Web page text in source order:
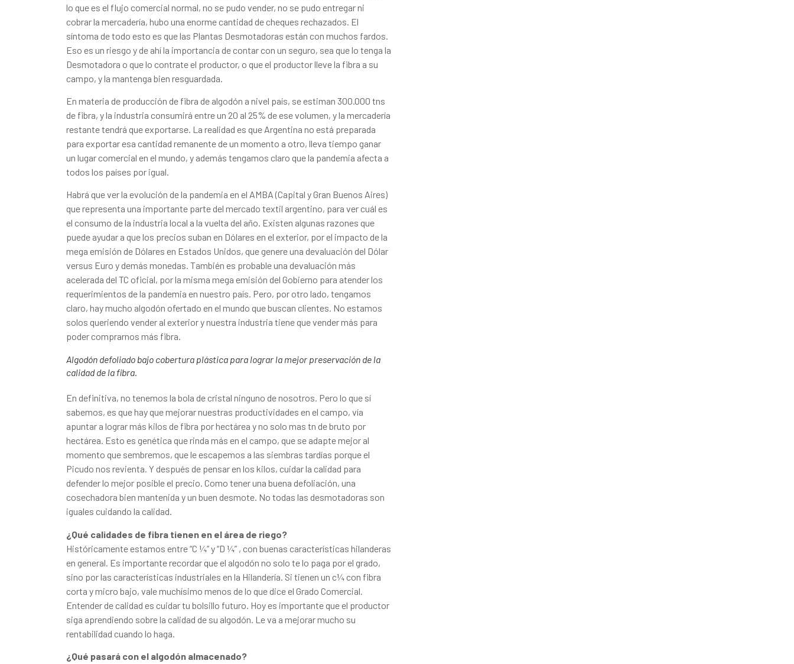
lo que es el flujo comercial normal, no se pudo vender, no se pudo entregar ni
cobrar la mercadería, hubo una enorme cantidad de cheques rechazados. El
síntoma de todo esto es que las Plantas Desmotadoras están con muchos fardos.
Eso es un riesgo y de ahí la importancia de contar con un seguro, sea que lo tenga la
Desmotadora o que lo contrate el productor, o que el productor lleve la fibra a su
campo, y la mantenga bien resguardada.
En materia de producción de fibra de algodón a nivel país, se estiman 300.000 tns
de fibra, y la industria consumirá entre un 20 al 25% de ese volumen, y la mercadería
restante tendrá que exportarse. La realidad es que Argentina no está preparada
para exportar esa cantidad remanente de un momento a otro, lleva tiempo ganar
un lugar comercial en el mundo, y además tengamos claro que la pandemia afecta a
todos los países por igual.
Habrá que ver la evolución de la pandemia en el AMBA (Capital y Gran Buenos Aires)
que representa una importante parte del mercado textil argentino, para ver cuál es
el consumo de la industria local a la vuelta del año. Existen algunas razones que
puede ayudar a que los precios suban en Dólares en el exterior, por el impacto de la
mega emisión de Dólares en Estados Unidos, que genere una devaluación del Dólar
versus Euro y demás monedas. También es probable una devaluación más
acelerada del TC oficial, por la misma mega emisión del Gobierno para atender los
requerimientos de la pandemia en nuestro país. Pero, por otro lado, tengamos
claro, hay mucho algodón ofertado en el mundo que buscan clientes. No estamos
solos queriendo vender al exterior y nuestra industria tiene que vender más para
poder comprarnos más fibra.
Algodón defoliado bajo cobertura plástica para lograr la mejor preservación de la
calidad de la fibra.
En definitiva, no tenemos la bola de cristal ninguno de nosotros. Pero lo que sí
sabemos, es que hay que mejorar nuestras productividades en el campo, vía
apuntar a lograr más kilos de fibra por hectárea y no solo mas tn de bruto por
hectárea. Esto es genética que rinda más en el campo, que se adapte mejor al
momento que sembremos, que le escapemos a las siembras tardías porque el
Picudo nos revienta. Y después de pensar en los kilos, cuidar la calidad para
defender lo mejor posible el precio. Como tener una buena defoliación, una
cosechadora bien mantenida y un buen desmote. No todas las desmotadoras son
iguales cuidando la calidad.
¿Qué calidades de fibra tienen en el área de riego?
Históricamente estamos entre “C ¼” y “D ¼” , con buenas características hilanderas
en general. Es importante recordar que el algodón no solo te lo paga por el grado,
sino por las características industriales en la Hilandería. Si tienen un c¼ con fibra
corta y micro bajo, vale muchísimo menos de lo que dice el Grado Comercial.
Entender de calidad es cuidar tu bolsillo futuro. Hoy es importante que el productor
siga aprendiendo sobre la calidad de su algodón. Le va a mejorar mucho su
rentabilidad cuando lo haga.
¿Qué pasará con el algodón almacenado?